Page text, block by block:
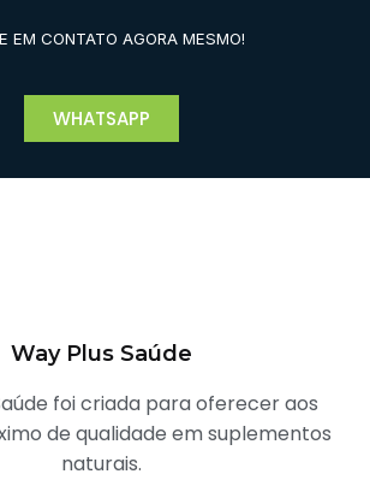
EM CONTATO AGORA MESMO!
WHATSAPP
Way Plus Saúde
foi criada para oferecer aos
de qualidade em suplementos
naturais.